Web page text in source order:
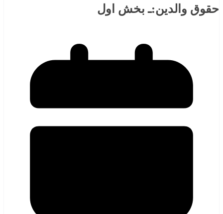
حقوق والدین:ـ بخش اول